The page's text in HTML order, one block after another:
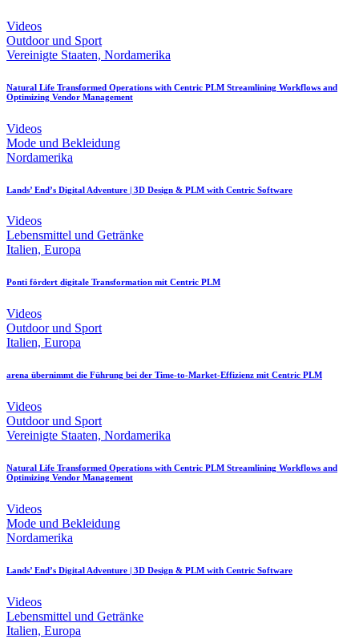
Videos
Outdoor und Sport
Vereinigte Staaten, Nordamerika
Natural Life Transformed Operations with Centric PLM Streamlining Workflows and
Optimizing Vendor Management
Videos
Mode und Bekleidung
Nordamerika
Lands’ End’s Digital Adventure | 3D Design & PLM with Centric Software
Videos
Lebensmittel und Getränke
Italien, Europa
Ponti fördert digitale Transformation mit Centric PLM
Videos
Outdoor und Sport
Italien, Europa
arena übernimmt die Führung bei der Time-to-Market-Effizienz mit Centric PLM
Videos
Outdoor und Sport
Vereinigte Staaten, Nordamerika
Natural Life Transformed Operations with Centric PLM Streamlining Workflows and
Optimizing Vendor Management
Videos
Mode und Bekleidung
Nordamerika
Lands’ End’s Digital Adventure | 3D Design & PLM with Centric Software
Videos
Lebensmittel und Getränke
Italien, Europa